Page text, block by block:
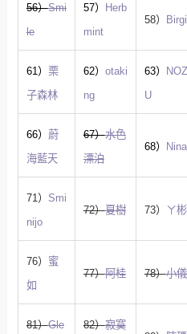
56）Smi
le
57） Herb
mint
58）
61） 栗
子森林
62） otaki
ng
63）
U
66） 蔚
海藍天
67）水色
漂泊
68） Nina
71） Smi
nijo
72）夏樹 73） ㄚ
76） 蜜
如
77）阿桂 78）小
81）Gle
82）寂寞